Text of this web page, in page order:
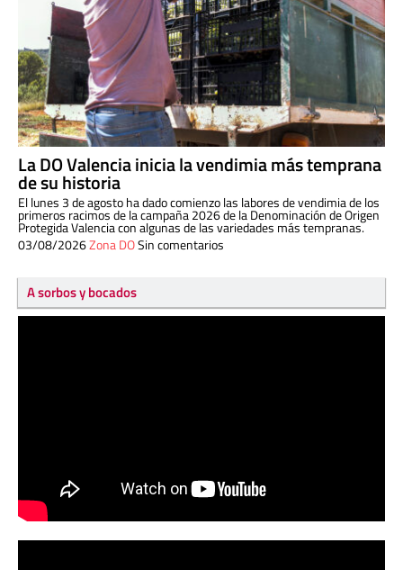
La DO Valencia inicia la vendimia más temprana
de su historia
El lunes 3 de agosto ha dado comienzo las labores de vendimia de los
primeros racimos de la campaña 2026 de la Denominación de Origen
Protegida Valencia con algunas de las variedades más tempranas.
03/08/2026Zona DOSin comentarios
A sorbos y bocados